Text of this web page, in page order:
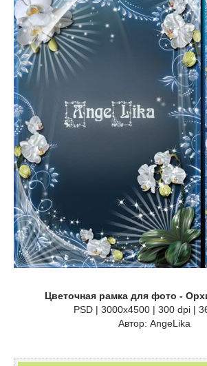
Цветочная рамка для фото -
PSD | 3000x4500 | 300 dpi |
Автор: AngeLika